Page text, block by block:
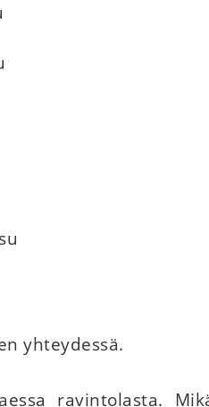
yhteydessä.
ravintolasta.